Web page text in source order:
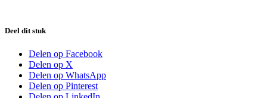
Deel dit stuk
Delen op Facebook
Delen op X
Delen op WhatsApp
Delen op Pinterest